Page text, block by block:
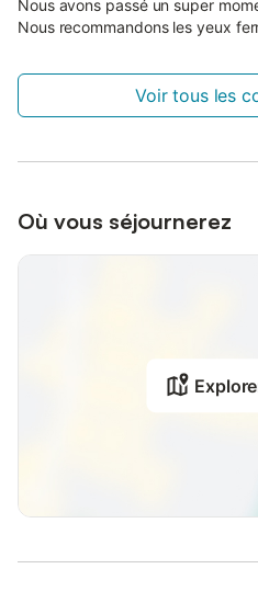
Nous avons passé un super
Nous recommandons les yeux
Voir tous les
Où vous séjournerez